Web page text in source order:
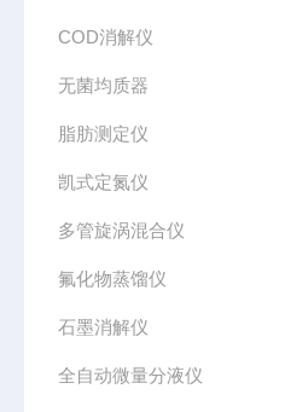
COD消解仪
无菌均质器
脂肪测定仪
凯式定氮仪
多管旋涡混合仪
氟化物蒸馏仪
石墨消解仪
全自动微量分液仪